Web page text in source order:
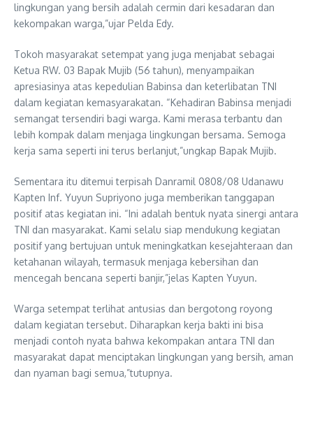
lingkungan yang bersih adalah cermin dari kesadaran dan
kekompakan warga,”ujar Pelda Edy.
Tokoh masyarakat setempat yang juga menjabat sebagai
Ketua RW. 03 Bapak Mujib (56 tahun), menyampaikan
apresiasinya atas kepedulian Babinsa dan keterlibatan TNI
dalam kegiatan kemasyarakatan. “Kehadiran Babinsa menjadi
semangat tersendiri bagi warga. Kami merasa terbantu dan
lebih kompak dalam menjaga lingkungan bersama. Semoga
kerja sama seperti ini terus berlanjut,”ungkap Bapak Mujib.
Sementara itu ditemui terpisah Danramil 0808/08 Udanawu
Kapten Inf. Yuyun Supriyono juga memberikan tanggapan
positif atas kegiatan ini. “Ini adalah bentuk nyata sinergi antara
TNI dan masyarakat. Kami selalu siap mendukung kegiatan
positif yang bertujuan untuk meningkatkan kesejahteraan dan
ketahanan wilayah, termasuk menjaga kebersihan dan
mencegah bencana seperti banjir,”jelas Kapten Yuyun.
Warga setempat terlihat antusias dan bergotong royong
dalam kegiatan tersebut. Diharapkan kerja bakti ini bisa
menjadi contoh nyata bahwa kekompakan antara TNI dan
masyarakat dapat menciptakan lingkungan yang bersih, aman
dan nyaman bagi semua,”tutupnya.